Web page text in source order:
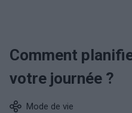
Comment
votre journée ?
Mode de vie